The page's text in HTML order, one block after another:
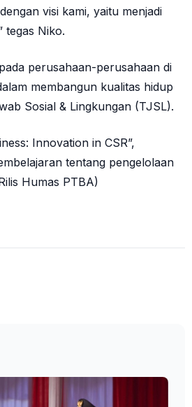
visi kami, yaitu menjadi
tegas Niko.
perusahaan-perusahaan di
membangun kualitas hidup
Sosial & Lingkungan (TJSL).
Innovation in CSR”,
tentang pengelolaan
Humas PTBA)